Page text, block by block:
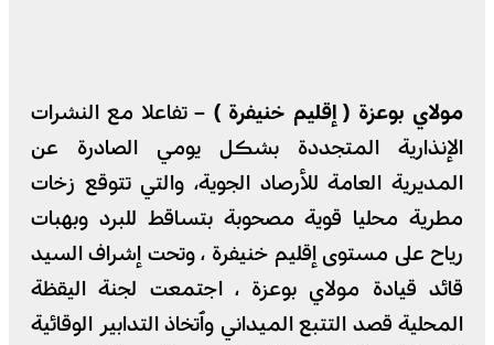
مولاي بوعزة ( إقليم خنيفرة ) –تفاعلا مع النشرات
الإنذارية المتجددة بشكل يومي الصادرة عن
المديرية العامة للأرصاد الجوية، والتي تتوقع زخات
مطرية محليا قوية مصحوبة بتساقط للبرد وبهبات
رياح على مستوى إقليم خنيفرة ، وتحت إشراف السيد
قائد قيادة مولاي بوعزة ، اجتمعت لجنة اليقظة
المحلية قصد التتبع الميداني وٱتخاذ التدابير الوقائية